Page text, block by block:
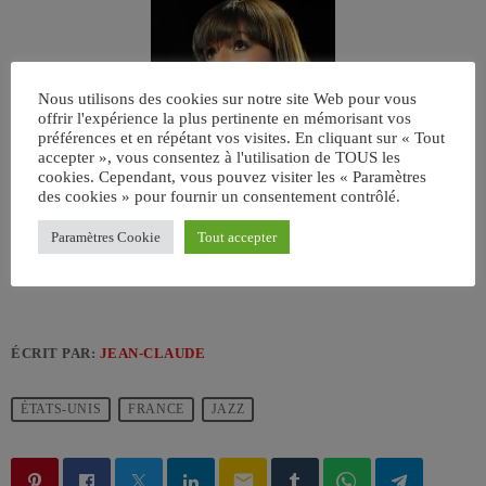
ÉCRIT PAR: JEAN-CLAUDE
ÉTATS-UNIS FRANCE JAZZ
email
Nous utilisons des cookies sur notre site Web pour vous
offrir l'expérience la plus pertinente en mémorisant vos
préférences et en répétant vos visites. En cliquant sur « Tout
accepter », vous consentez à l'utilisation de TOUS les
cookies. Cependant, vous pouvez visiter les « Paramètres
des cookies » pour fournir un consentement contrôlé.
Paramètres Cookie Tout accepter